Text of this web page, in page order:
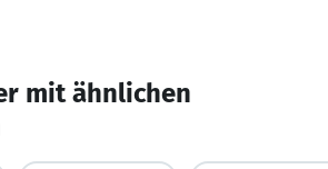
mit ähnlichen